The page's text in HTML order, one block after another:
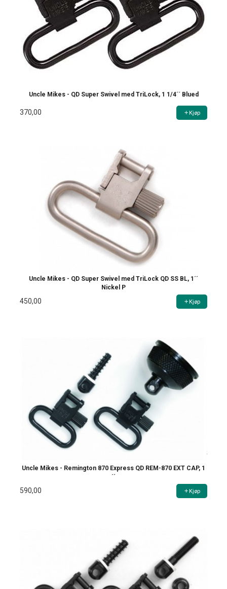
Uncle Mikes - QD Super Swivel med TriLock, 1 1/4´´ Blued
370,00 Kjøp
Uncle Mikes - QD Super Swivel med TriLock QD SS BL, 1´´
Nickel P
450,00 Kjøp
Uncle Mikes - Remington 870 Express QD REM-870 EXT CAP, 1
´´
590,00 Kjøp